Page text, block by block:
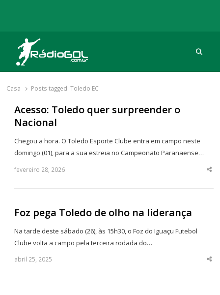
Rádio Gol
Há mais de 20 anos com as melhores coberturas
Casa Posts tagged:Toledo EC
Acesso: Toledo quer surpreender o
Nacional
Chegou a hora. O Toledo Esporte Clube entra em campo neste
domingo (01), para a sua estreia no Campeonato Paranaense…
fevereiro 28, 2026
Foz pega Toledo de olho na liderança
Na tarde deste sábado (26), às 15h30, o Foz do Iguaçu Futebol
Clube volta a campo pela terceira rodada do…
abril 25, 2025